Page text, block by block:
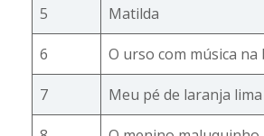
5 Matilda
6 O urso com música
7 Meu pé de laranja lima